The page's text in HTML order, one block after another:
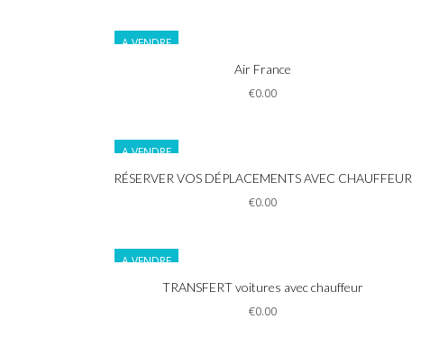
A VENDRE
Informations
Air France
€0.00
A VENDRE
Informations
RÉSERVER VOS DÉPLACEMENTS AVEC CHAUFFEUR
€0.00
A VENDRE
Informations
TRANSFERT voitures avec chauffeur
€0.00